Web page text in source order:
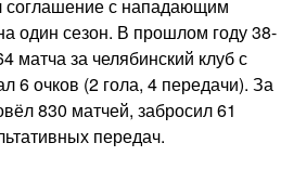
соглашение с нападающим
один сезон. В прошлом году 38-
матча за челябинский клуб с
6 очков (2 гола, 4 передачи). За
830 матчей, забросил 61
передач.